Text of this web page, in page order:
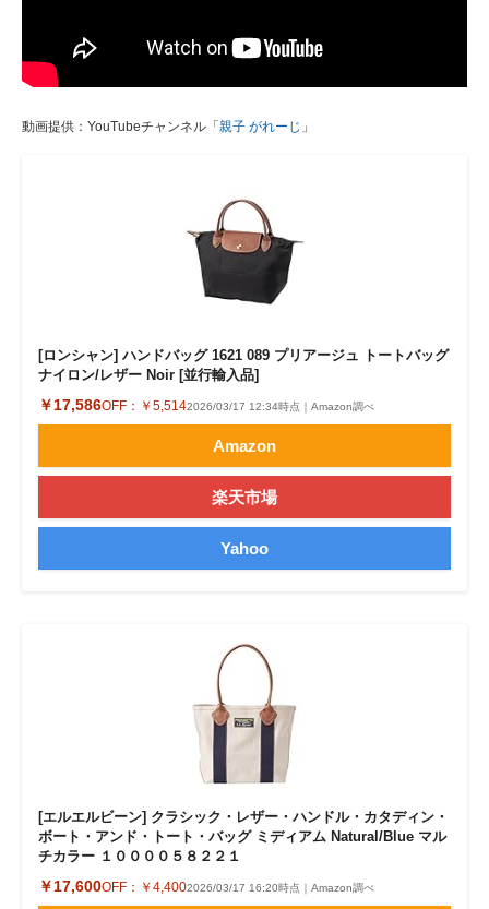
動画提供：YouTubeチャンネル「 親子 がれーじ 」
[ロンシャン] ハンドバッグ 1621 089 プリアージュ トートバッグ
ナイロン/レザー Noir [並行輸入品]
￥17,586OFF： ￥5,5142026/03/17 12:34時点｜Amazon調べ
Amazon
楽天市場
Yahoo
[エルエルビーン] クラシック・レザー・ハンドル・カタディン・
ボート・アンド・トート・バッグ ミディアム Natural/Blue マル
チカラー １００００５８２２１
￥17,600OFF： ￥4,4002026/03/17 16:20時点｜Amazon調べ